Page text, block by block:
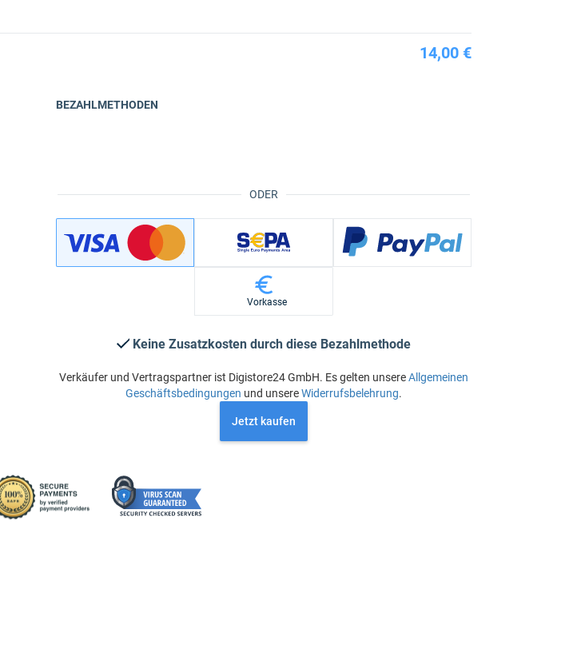
14,00 €
ODER
BEZAHLMETHODEN
Vorkasse
Keine Zusatzkosten durch diese Bezahlmethode
Verkäufer und Vertragspartner ist Digistore24 GmbH. Es gelten unsereAllgemeinen
Geschäftsbedingungen und unsereWiderrufsbelehrung.
Jetzt kaufen